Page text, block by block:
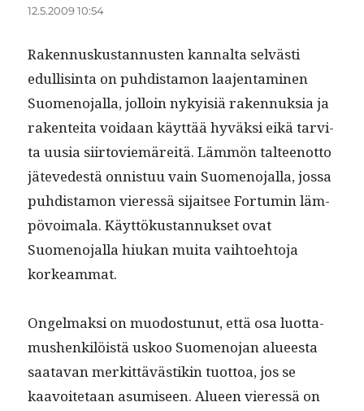
12.5.2009 10:54
Raken­nuskus­tan­nusten kannal­ta selvästi
edullis­in­ta on puhdis­ta­mon laa­jen­t­a­mi­nen
Suomeno­jal­la, jol­loin nyky­isiä raken­nuk­sia ja
rak­en­tei­ta voidaan käyt­tää hyväk­si eikä tarvi­
ta uusia siir­toviemäre­itä. Läm­mön tal­teenot­to
jätevedestä onnis­tuu vain Suomeno­jal­la, jos­sa
puhdis­ta­mon vier­essä sijait­see For­tu­min läm­
pövoimala. Käyt­tökus­tan­nuk­set ovat
Suomeno­jal­la hiukan mui­ta vai­h­toe­hto­ja
korkeammat.
Ongel­mak­si on muo­dos­tunut, että osa luot­ta­
mushenkilöistä uskoo Suomeno­jan alueesta
saata­van merkit­tävästikin tuot­toa, jos se
kaavoite­taan asumiseen. Alueen vier­essä on